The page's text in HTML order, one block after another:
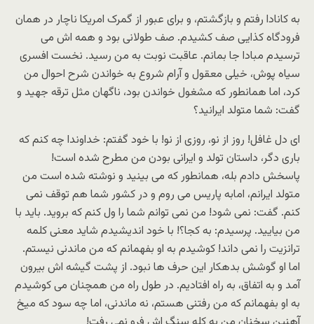
به کانادا رفتم و بازگشتم، و برای عبور از گمرک امریکا ناچار در همان
فرودگاه کذایی صف کشیدم. صف طولانی بود و همه اش می
ترسیدم مبادا جا بمانم. عاقبت نوبت به من رسید. نخست افسری
سیاه پوش، خیلی معقول و آرام شروع به خواندن شرح احوال من
کرد، اما همانطور که مشغول خواندن بود، ناگهان مثل ترقه جهید و
گفت: شما متولد ایرانید؟
ای دل غافل! روز از نو، روزی از نو! با خود گفتم: خداوندا چه کنم که
باری دگر، داستان تولد و ایرانی بودن من مطرح شده است!
پاسخش دادم بله، همانطور که می بینید و نوشته شده است من
متولد ایرانم، امابه پاریس می روم و در کشور شما هم توقف نمی
کنم. گفت: نمی شود! من نمی توانم شما را ول کنم که بروید. باید با
من بیایید. پرسیدم: به کجا؟! با خود اندیشیدم شاید معنی کلمه
ترانزیت را نمی داند! کوشیدم به او بفهمانم که من ماندنی نیستم.
اما او گوشش بدهکار این حرف ها نبود. از پشت گیشه اش بیرون
آمد و به اتفاق، به راه افتادیم. در طول راه من همچنان می کوشیدم
به او بفهمانم که من رفتنی هستم، نه ماندنی، اما چه سود که میخ